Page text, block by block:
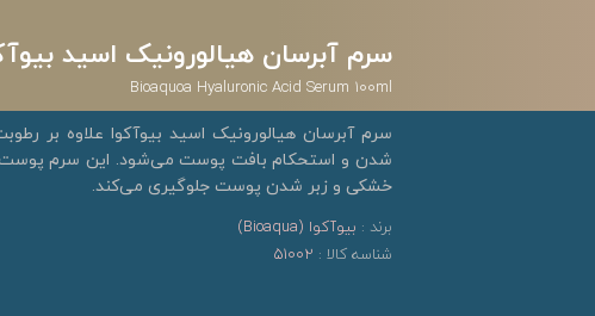
سرم آبرسان هیالورونیک اسید بیوآکوا حجم
Bioaquoa Hyaluronic Acid Serum 100ml
سرم آبرسان هیالورونیک اسید بیوآکوا علاوه بر
شدن و استحکام بافت پوست می‌شود. این سرم پوست
خشکی و زبر شدن پوست جلوگیری می‌کند.
برند : بیوآکوا (Bioaqua)
شناسه کالا : 51002